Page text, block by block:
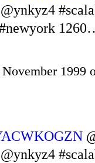
@ynkyz4
November 1999
@ynkyz4